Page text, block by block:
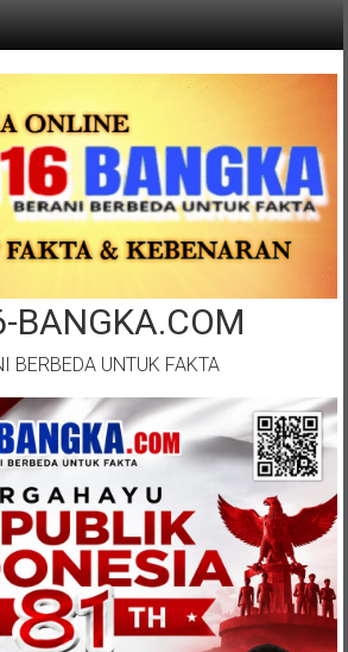
BANGKA.COM
BERBEDA UNTUK FAKTA